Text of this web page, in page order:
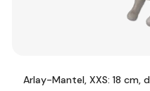
Arlay-Mantel, XXS: 18 cm,